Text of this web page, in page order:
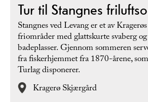
Tur til Stangnes
Stangnes ved Levang er et av
friområder med glattskurte svaberg og
badeplasser. Gjennom sommeren
fra fiskerhjemmet fra 1870-årene,
Turlag disponerer.
Kragerø Skjærgård